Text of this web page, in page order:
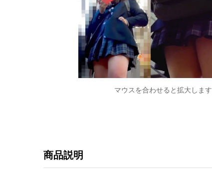
マウスを合わせると拡大します
商品説明